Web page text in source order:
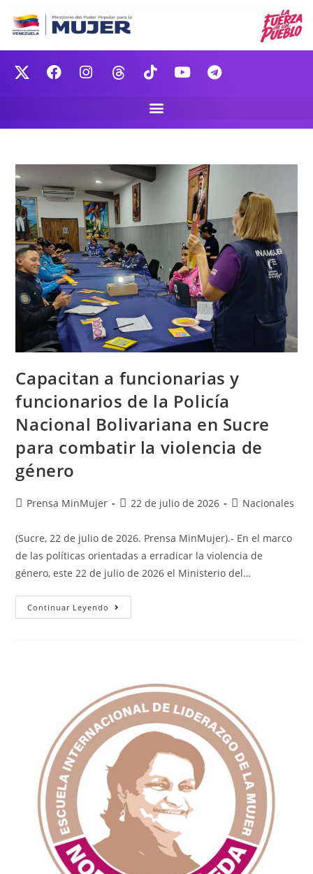
Capacitan a funcionarias y
funcionarios de la Policía
Nacional Bolivariana en Sucre
para combatir la violencia de
género
Prensa MinMujer 22 de julio de 2026 Nacionales
(Sucre, 22 de julio de 2026. Prensa MinMujer).- En el marco
de las políticas orientadas a erradicar la violencia de
género, este 22 de julio de 2026 el Ministerio del…
Continuar Leyendo